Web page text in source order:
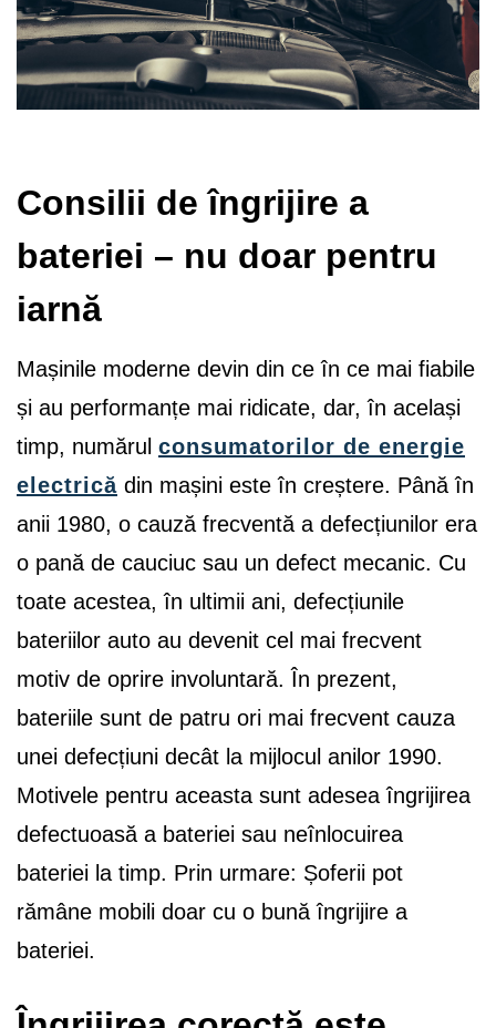
Consilii de îngrijire a
bateriei – nu doar pentru
iarnă
Mașinile moderne devin din ce în ce mai fiabile
și au performanțe mai ridicate, dar, în același
timp, numărul consumatorilor de energie
electrică din mașini este în creștere. Până în
anii 1980, o cauză frecventă a defecțiunilor era
o pană de cauciuc sau un defect mecanic. Cu
toate acestea, în ultimii ani, defecțiunile
bateriilor auto au devenit cel mai frecvent
motiv de oprire involuntară. În prezent,
bateriile sunt de patru ori mai frecvent cauza
unei defecțiuni decât la mijlocul anilor 1990.
Motivele pentru aceasta sunt adesea îngrijirea
defectuoasă a bateriei sau neînlocuirea
bateriei la timp. Prin urmare: Șoferii pot
rămâne mobili doar cu o bună îngrijire a
bateriei.